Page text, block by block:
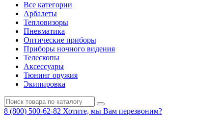
Все категории
Арбалеты
Тепловизоры
Пневматика
Оптические приборы
Приборы ночного видения
Телескопы
Аксессуары
Тюнинг оружия
Экипировка
8 (800) 500-62-82 Хотите, мы Вам перезвоним?